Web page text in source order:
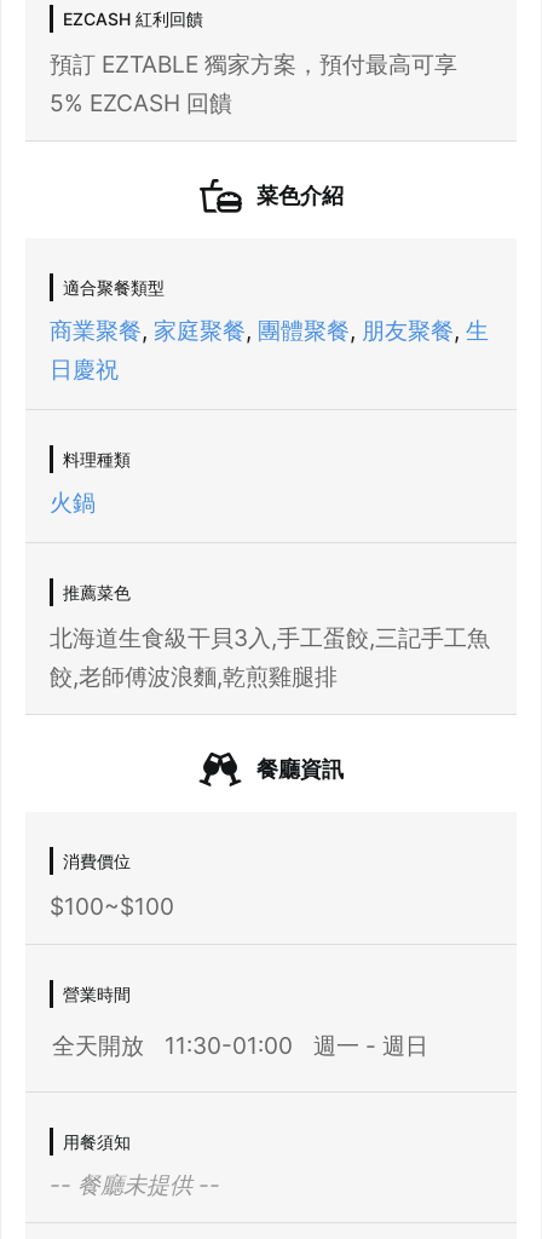
21 人以上大型訂位，請洽 LINE 官方帳號
EZCASH 紅利回饋
預訂 EZTABLE 獨家方案，預付最高可享
5% EZCASH 回饋
菜色介紹
適合聚餐類型
商業聚餐, 家庭聚餐, 團體聚餐, 朋友聚餐, 生
日慶祝
料理種類
火鍋
推薦菜色
北海道生食級干貝3入,手工蛋餃,三記手工魚
餃,老師傅波浪麵,乾煎雞腿排
餐廳資訊
消費價位
$100~$100
營業時間
全天開放 11:30-01:00 週一 - 週日
用餐須知
-- 餐廳未提供 --
先不要